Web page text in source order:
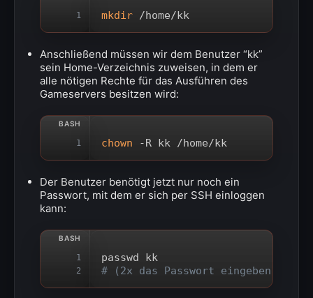
1 mkdir /home/kk
Anschließend müssen wir dem Benutzer “kk”
sein Home-Verzeichnis zuweisen, in dem er
alle nötigen Rechte für das Ausführen des
Gameservers besitzen wird:
1 chown -R kk /home/kk
Der Benutzer benötigt jetzt nur noch ein
Passwort, mit dem er sich per SSH einloggen
kann:
1
2
passwd kk
# (2x das Passwort eingeben, es